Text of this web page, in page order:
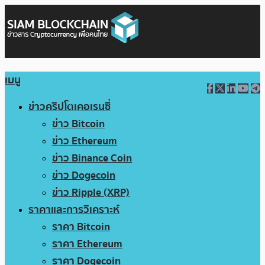
เมนู
ข่าวคริปโตเคอเรนซี่
ข่าว Bitcoin
ข่าว Ethereum
ข่าว Binance Coin
ข่าว Dogecoin
ข่าว Ripple (XRP)
ราคาและการวิเคราะห์
ราคา Bitcoin
ราคา Ethereum
ราคา Dogecoin